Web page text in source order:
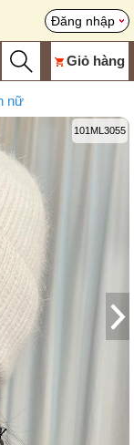
Đăng nhập
Giỏ hàng
nữ
101ML3055